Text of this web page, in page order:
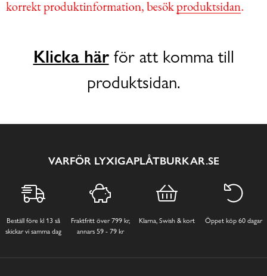
Klicka härför att komma till
produktsidan.
VARFÖR LYXIGAPLÅTBURKAR.SE
Beställ före kl 13 så
skickar vi samma dag
Fraktfritt över 799 kr,
annars 59 - 79 kr
Klarna, Swish & kort Öppet köp 60 dagar